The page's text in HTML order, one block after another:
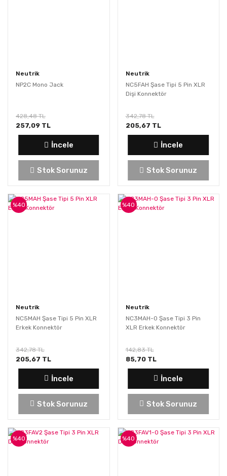
Neutrik
NP2C Mono Jack
428,48 TL
257,09 TL
İncele
Stok Sorunuz
Neutrik
NC5FAH Şase Tipi 5 Pin XLR
Dişi Konnektör
342,78 TL
205,67 TL
İncele
Stok Sorunuz
Neutrik
NC5MAH Şase Tipi 5 Pin XLR
Erkek Konnektör
%40
342,78 TL
205,67 TL
İncele
Stok Sorunuz
Neutrik
NC3MAH-0 Şase Tipi 3 Pin
XLR Erkek Konnektör
%40
142,83 TL
85,70 TL
İncele
Stok Sorunuz
%40 %40